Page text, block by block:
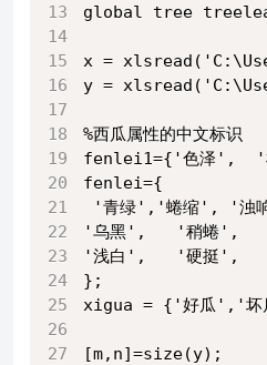
global tree
x =
y =
%西瓜属性的中文标识
fenlei1={'色泽',
fenlei={
'青绿','蜷缩', '
'乌黑',   '稍蜷',
'浅白',   '硬挺',
};
xigua = {'好瓜','
[m,n]=size(y);